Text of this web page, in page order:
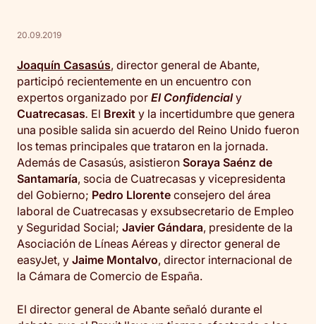
20.09.2019
Joaquín Casasús, director general de Abante,
participó recientemente en un encuentro con
expertos organizado por El Confidencialy
Cuatrecasas. El Brexit y la incertidumbre que genera
una posible salida sin acuerdo del Reino Unido fueron
los temas principales que trataron en la jornada.
Además de Casasús, asistieron Soraya Saénz de
Santamaría, socia de Cuatrecasas y vicepresidenta
del Gobierno; Pedro Llorente consejero del área
laboral de Cuatrecasas y exsubsecretario de Empleo
y Seguridad Social; Javier Gándara, presidente de la
Asociación de Líneas Aéreas y director general de
easyJet, y Jaime Montalvo, director internacional de
la Cámara de Comercio de España.
El director general de Abante señaló durante el